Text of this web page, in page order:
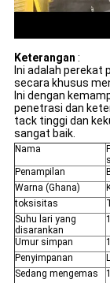
Keterangan :
Ini adalah
secara khusus
Ini dengan
penetrasi dan
tack tinggi dan
sangat baik.
Nama
Penampilan
Warna (Ghana)
toksisitas
Suhu lari yang
disarankan
Umur simpan
Penyimpanan
Sedang mengemas